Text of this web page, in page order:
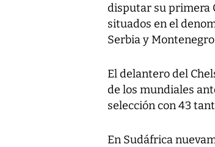
disputar su primera
situados en el
Serbia y
El delantero del
de los mundiales
selección con 43
En Sudáfrica